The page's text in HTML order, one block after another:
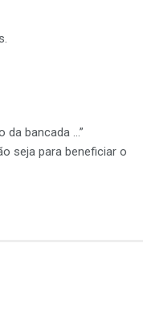
da bancada …”
seja para beneficiar o